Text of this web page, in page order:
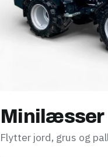
Minilæsser
Flytter jord, grus og